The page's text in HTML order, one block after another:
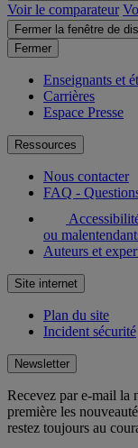
Voir le comparateur
Fermer la fenêtre de
Fermer
Enseignants et
Carrières
Espace Presse
Ressources
Nous contacter
FAQ -
ou
Auteurs et
Site internet
Plan du site
Incident sécurité
Newsletter
Recevez par e-mail la
première les
restez toujours au